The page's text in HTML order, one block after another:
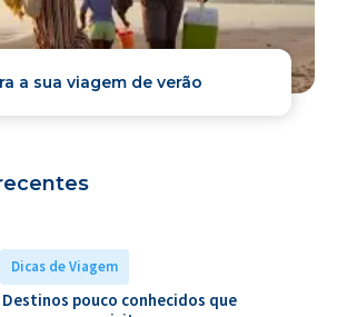
a sua viagem de verão
Dicas de Viagem
Destinos pouco conhecidos que